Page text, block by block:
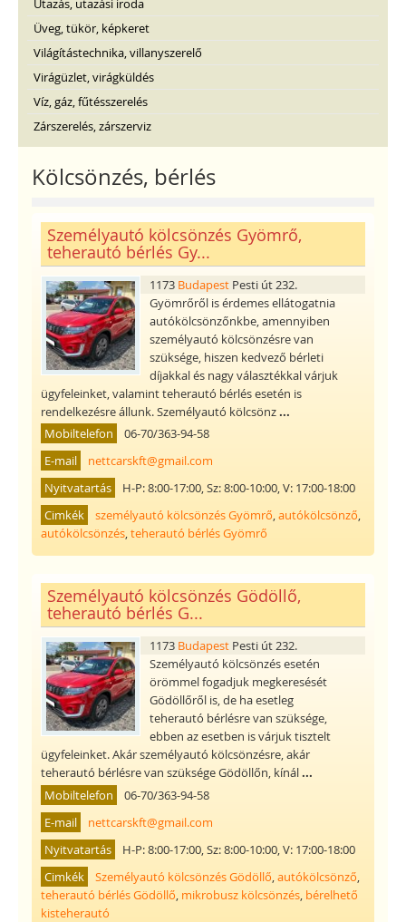
Utazás, utazási iroda
Üveg, tükör, képkeret
Világítástechnika, villanyszerelő
Virágüzlet, virágküldés
Víz, gáz, fűtésszerelés
Zárszerelés, zárszerviz
Kölcsönzés, bérlés
Személyautó kölcsönzés Gyömrő,
teherautó bérlés Gy...
1173 Budapest Pesti út 232.
Gyömrőről is érdemes ellátogatnia
autókölcsönzőnkbe, amennyiben
személyautó kölcsönzésre van
szüksége, hiszen kedvező bérleti
díjakkal és nagy választékkal várjuk
ügyfeleinket, valamint teherautó bérlés esetén is
rendelkezésre állunk. Személyautó kölcsönz...
Mobiltelefon
06-70/363-94-58
E-mail
nettcarskft@gmail.com
Nyitvatartás
H-P: 8:00-17:00, Sz: 8:00-10:00, V: 17:00-18:00
Cimkék
személyautó kölcsönzés Gyömrő,autókölcsönző,
autókölcsönzés,teherautó bérlés Gyömrő
Személyautó kölcsönzés Gödöllő,
teherautó bérlés G...
1173 Budapest Pesti út 232.
Személyautó kölcsönzés esetén
örömmel fogadjuk megkeresését
Gödöllőről is, de ha esetleg
teherautó bérlésre van szüksége,
ebben az esetben is várjuk tisztelt
ügyfeleinket. Akár személyautó kölcsönzésre, akár
teherautó bérlésre van szüksége Gödöllőn, kínál...
Mobiltelefon
06-70/363-94-58
E-mail
nettcarskft@gmail.com
Nyitvatartás
H-P: 8:00-17:00, Sz: 8:00-10:00, V: 17:00-18:00
Cimkék
Személyautó kölcsönzés Gödöllő,autókölcsönző,
teherautó bérlés Gödöllő, mikrobusz kölcsönzés, bérelhető
kisteherautó